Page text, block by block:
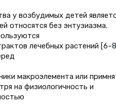
у возбудимых детей
относятся без энтузиазма.
лечебных растений
макроэлемента или
на физиологичность и